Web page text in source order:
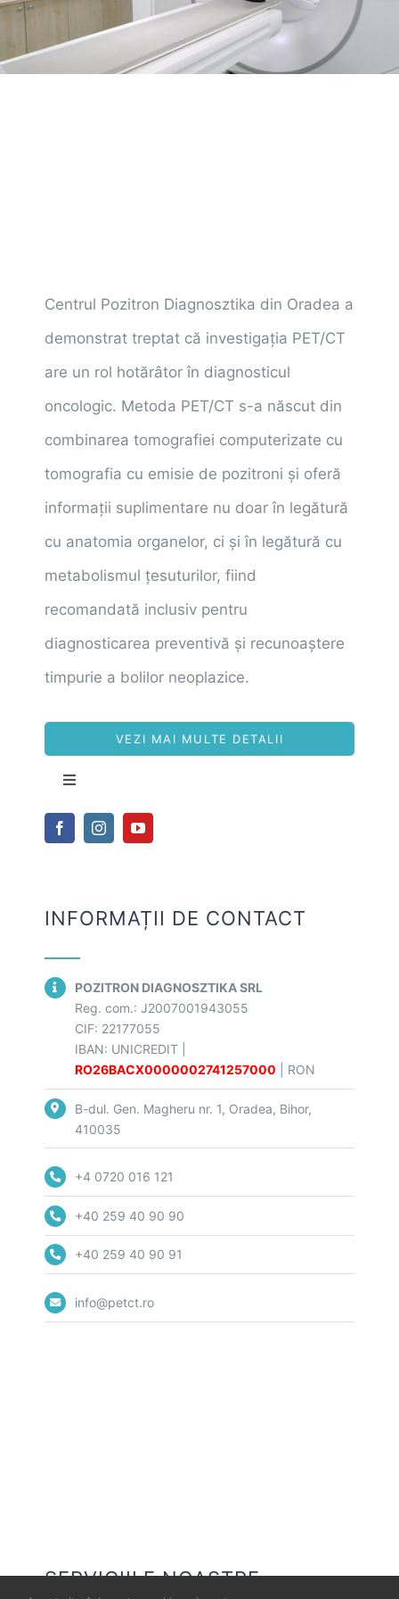
Tarife
Centrul Pozitron Diagnosztika din Oradea a
demonstrat treptat că investigaţia PET/CT
are un rol hotărâtor în diagnosticul
oncologic. Metoda PET/CT s-a născut din
combinarea tomografiei computerizate cu
tomografia cu emisie de pozitroni și oferă
informații suplimentare nu doar în legătură
cu anatomia organelor, ci și în legătură cu
metabolismul țesuturilor, fiind
recomandată inclusiv pentru
diagnosticarea preventivă și recunoaștere
timpurie a bolilor neoplazice.
VEZI MAI MULTE DETALII
Toggle
Termeni și condiții
INFORMAȚII DE CONTACT
POZITRON DIAGNOSZTIKA SRL
Reg. com.: J2007001943055
CIF: 22177055
IBAN: UNICREDIT|
RO26BACX0000002741257000 | RON
B-dul. Gen. Magheru nr. 1, Oradea, Bihor,
410035
+4 0720 016 121
+40 259 40 90 90
+40 259 40 90 91
info@petct.ro
SERVICIILE NOASTRE